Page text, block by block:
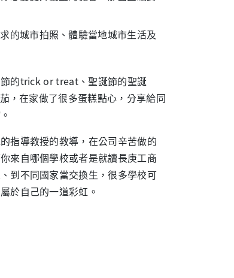
的城市拍照、體驗當地城市生活及
的trick or treat、聖誕節的聖誕
，在家做了很多蛋糕點心，分享給同
導教授的教導，在公司辛苦做的
來自哪個學校或者是就讀長庚工商
到不同國家當交換生，很多學校可
於自己的一道彩虹。